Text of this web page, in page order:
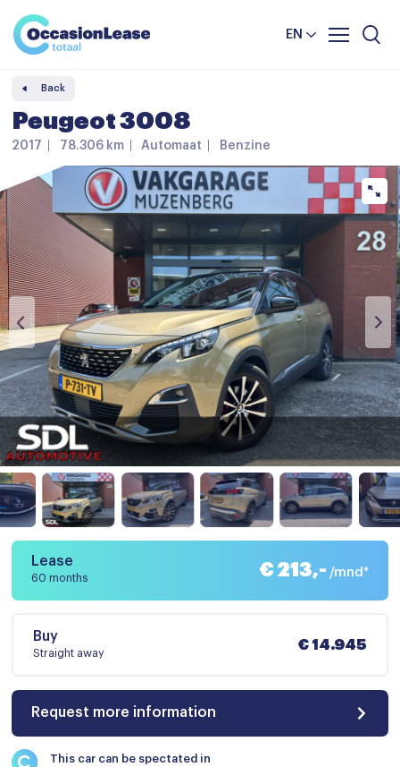
EN
Business
News and tips
Frequently asked questions
Comparator
Back
Peugeot 3008
2017 78.306 km Automaat Benzine
Lease
60 months € 213,- /mnd*
Buy
Straight away
€ 14.945
Request more information
This car can be spectated in